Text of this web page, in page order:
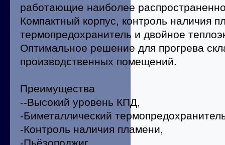
работающие наиболее
Компактный корпус, контроль наличия
термопредохранитель и двойное
Оптимальное решение для прогрева
производственных помещений.
Преимущества
--Высокий уровень КПД,
-Биметаллический
-Контроль наличия пламени,